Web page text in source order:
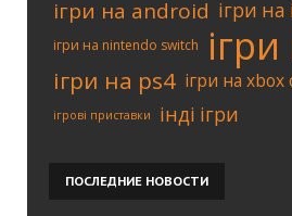
ігри на android ігри на
ігри на nintendo switch
ігри на ps4 ігри на xbox
ігрові приставки інді ігри
ПОСЛЕДНИЕ НОВОСТИ